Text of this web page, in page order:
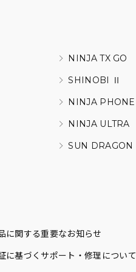
NINJA TX GO
SHINOBI Ⅱ
NINJA PHONE
NINJA ULTRA
SUN DRAGON
に関する重要なお知らせ
に基づくサポート・修理について